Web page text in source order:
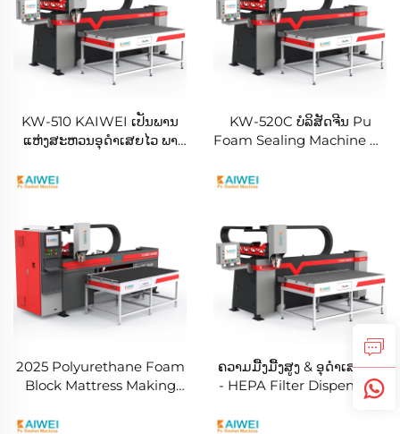
KW-510 KAIWEI ເປັນພານ
ແຫ່ງສະຫວນອຸດຳເສຍໄວ ພາ
ແທນ Polyurethane Foam
KW-520C ບໍລິສັດຈີນ Pu
Foam Sealing Machine ສໍາ
Polyurethane ກັບຄວາມດູນຂູ່
2025 Polyurethane Foam
Block Mattress Making
machine polyurethane
ຄວາມມື້ງມື້ງສູງ & ອຸດຳເສຍຊົນ
- HEPA Filter Dispensing